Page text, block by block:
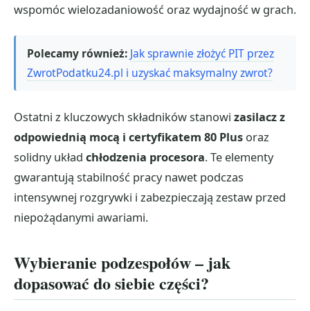
wspomóc wielozadaniowość oraz wydajność w grach.
Polecamy również: Jak sprawnie złożyć PIT przez
ZwrotPodatku24.pl i uzyskać maksymalny zwrot?
Ostatni z kluczowych składników stanowi zasilacz z
odpowiednią mocą i certyfikatem 80 Plus oraz
solidny układ chłodzenia procesora. Te elementy
gwarantują stabilność pracy nawet podczas
intensywnej rozgrywki i zabezpieczają zestaw przed
niepożądanymi awariami.
Wybieranie podzespołów – jak
dopasować do siebie części?